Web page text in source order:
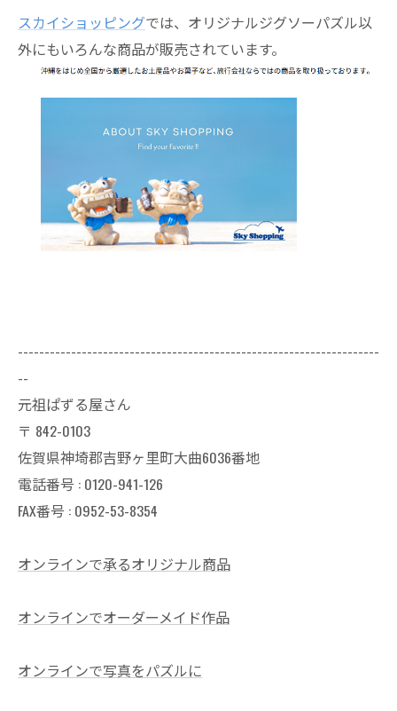
スカイショッピングでは、オリジナルジグソーパズル以
外にもいろんな商品が販売されています。
--------------------------------------------------------------------
--
元祖ぱずる屋さん
〒 842-0103
佐賀県神埼郡吉野ヶ里町大曲6036番地
電話番号 : 0120-941-126
FAX番号 : 0952-53-8354
オンラインで承るオリジナル商品
オンラインでオーダーメイド作品
オンラインで写真をパズルに